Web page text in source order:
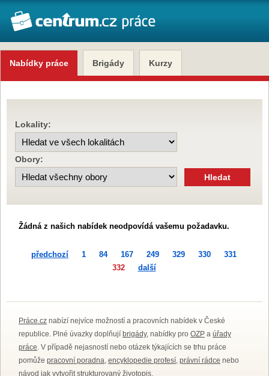
Nabídky práce Brigády Kurzy
Lokality:
Obory:
Žádná z našich nabídek neodpovídá vašemu požadavku.
předchozí 1 84 167 249 329 330
331
332
další
Práce.cz nabízí nejvíce možností a pracovních nabídek v České
republice. Plné úvazky doplňují brigády, nabídky pro OZP a úřady
práce. V případě nejasností nebo otázek týkajících se trhu práce
pomůže pracovní poradna, encyklopedie profesí, právní rádce nebo
návod jak vytvořitstrukturovaný životopis.